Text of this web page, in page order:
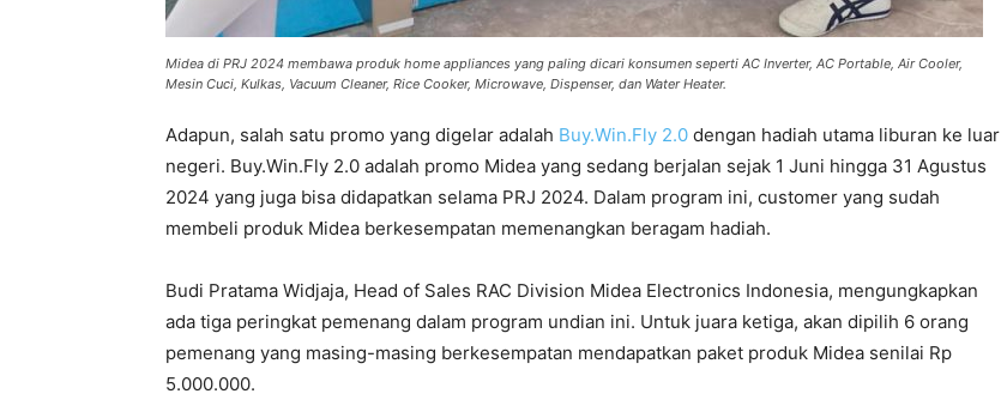
Midea di PRJ 2024 membawa produk home appliances yang paling dicari konsumen seperti AC Inverter, AC Portable, Air Cooler,
Mesin Cuci, Kulkas, Vacuum Cleaner, Rice Cooker, Microwave, Dispenser, dan Water Heater.
Adapun, salah satu promo yang digelar adalah Buy.Win.Fly 2.0 dengan hadiah utama liburan ke luar
negeri. Buy.Win.Fly 2.0 adalah promo Midea yang sedang berjalan sejak 1 Juni hingga 31 Agustus
2024 yang juga bisa didapatkan selama PRJ 2024. Dalam program ini, customer yang sudah
membeli produk Midea berkesempatan memenangkan beragam hadiah.
Budi Pratama Widjaja, Head of Sales RAC Division Midea Electronics Indonesia, mengungkapkan
ada tiga peringkat pemenang dalam program undian ini. Untuk juara ketiga, akan dipilih 6 orang
pemenang yang masing-masing berkesempatan mendapatkan paket produk Midea senilai Rp
5.000.000.